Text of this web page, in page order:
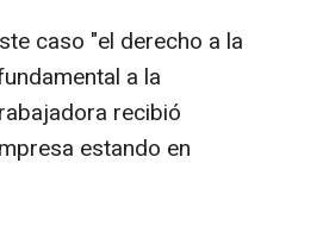
caso "el derecho a la
a la
recibió
estando en